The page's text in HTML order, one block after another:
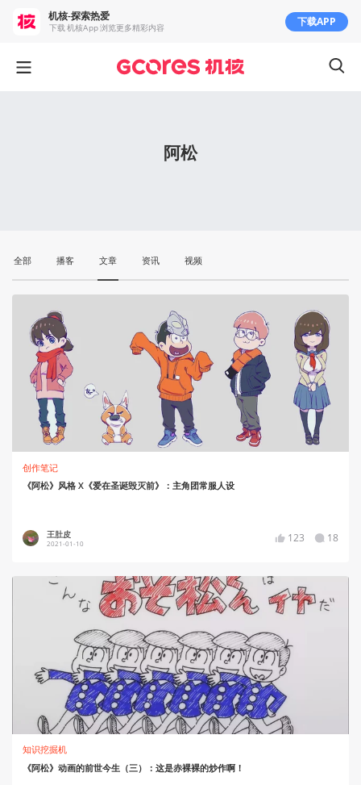
阿松
全部 播客 文章 资讯 视频
创作笔记
《阿松》风格 X《爱在圣诞毁灭前》：主角团常服人设
王肚皮
2021-01-10 123 18
知识挖掘机
《阿松》动画的前世今生（三）：这是赤裸裸的炒作啊！
机核-探索热爱
下载 机核App 浏览更多精彩内容 下载APP